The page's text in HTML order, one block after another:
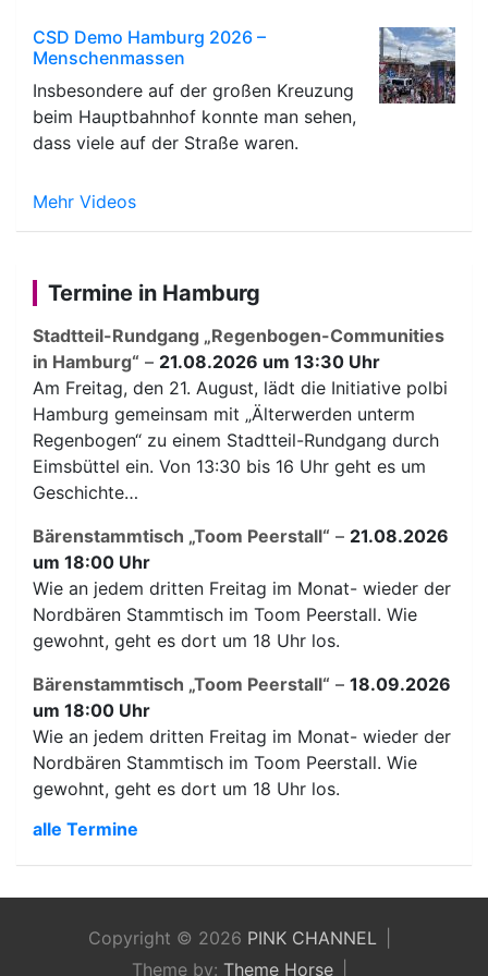
CSD Demo Hamburg 2026 –
Menschenmassen
Insbesondere auf der großen Kreuzung
beim Hauptbahnhof konnte man sehen,
dass viele auf der Straße waren.
Mehr Videos
Termine in Hamburg
Stadtteil-Rundgang „Regenbogen-Communities
in Hamburg“ – 21.08.2026 um 13:30 Uhr
Am Freitag, den 21. August, lädt die Initiative polbi
Hamburg gemeinsam mit „Älterwerden unterm
Regenbogen“ zu einem Stadtteil-Rundgang durch
Eimsbüttel ein. Von 13:30 bis 16 Uhr geht es um
Geschichte…
Bärenstammtisch „Toom Peerstall“ – 21.08.2026
um 18:00 Uhr
Wie an jedem dritten Freitag im Monat- wieder der
Nordbären Stammtisch im Toom Peerstall. Wie
gewohnt, geht es dort um 18 Uhr los.
Bärenstammtisch „Toom Peerstall“ – 18.09.2026
um 18:00 Uhr
Wie an jedem dritten Freitag im Monat- wieder der
Nordbären Stammtisch im Toom Peerstall. Wie
gewohnt, geht es dort um 18 Uhr los.
alle Termine
Copyright © 2026 PINK CHANNEL
Theme by: Theme Horse